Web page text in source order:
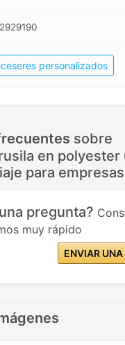
personalizados
sobre
en polyester
para
pregunta?
muy rápido
ENVIAR